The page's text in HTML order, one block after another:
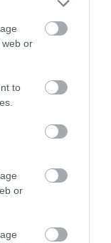
web or
to
or
491 ezer 300
az első
azonos